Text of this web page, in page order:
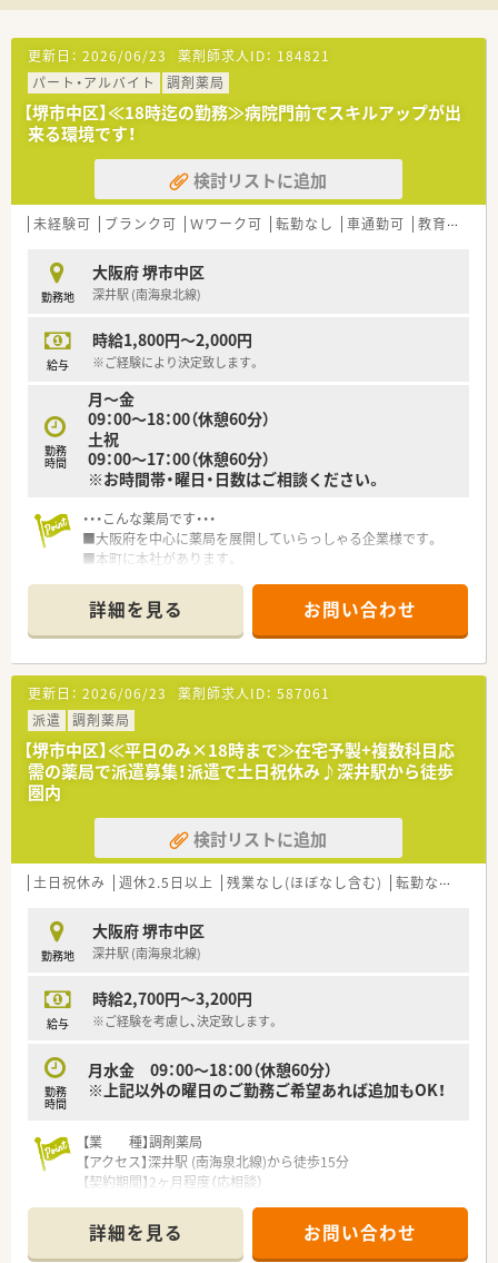
更新日： 2026/06/23 薬剤師求人ID： 184821
パート・アルバイト
調剤薬局
【堺市中区】≪18時迄の勤務≫病院門前でスキルアップが出
来る環境です！
検討リストに追加
未経験可 ブランク可 Ｗワーク可 転勤なし 車通勤可 教育制度あり
勤務地
大阪府 堺市中区
深井駅 (南海泉北線)
給与
時給1,800円～2,000円
※ご経験により決定致します。
勤務
時間
月～金
09：00～18：00（休憩60分）
土祝
09：00～17：00（休憩60分）
※お時間帯・曜日・日数はご相談ください。
・・・こんな薬局です・・・
■大阪府を中心に薬局を展開していらっしゃる企業様です。
■本町に本社があります。
詳細を見る お問い合わせ
更新日： 2026/06/23 薬剤師求人ID： 587061
派遣
調剤薬局
【堺市中区】≪平日のみ×18時まで≫在宅予製+複数科目応
需の薬局で派遣募集！派遣で土日祝休み♪深井駅から徒歩
圏内
検討リストに追加
土日祝休み 週休2.5日以上 残業なし(ほぼなし含む) 転勤なし
勤務地
大阪府 堺市中区
深井駅 (南海泉北線)
給与
時給2,700円～3,200円
※ご経験を考慮し、決定致します。
勤務
時間
月水金 09：00～18：00（休憩60分）
※上記以外の曜日のご勤務ご希望あれば追加もOK！
【業 種】調剤薬局
【アクセス】深井駅 (南海泉北線)から徒歩15分
【契約期間】2ヶ月程度（応相談）
【勤務時間】
月水金 09：00～18：00（休憩60分）
詳細を見る お問い合わせ